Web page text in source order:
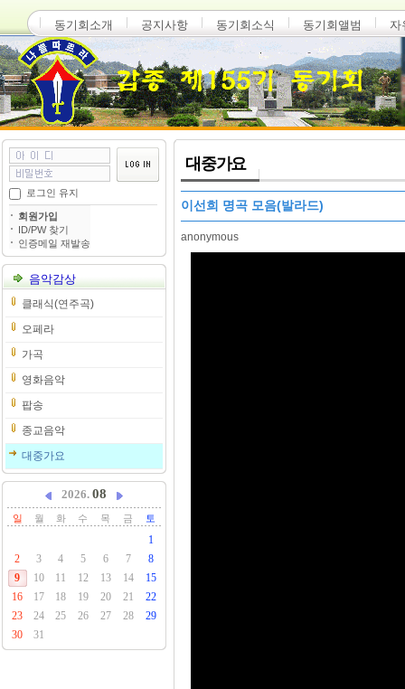
동기회소개 공지사항 동기회소식 동기회앨범 자
로그인 유지
회원가입
ID/PW 찾기
인증메일 재발송
음악감상
클래식(연주곡)
오페라
가곡
영화음악
팝송
종교음악
대중가요
2026. 08
일 월 화 수 목 금 토
1
2
3 4 5 6 7
8
9
10 11 12 13 14
15
16
17 18 19 20 21
22
23
24 25 26 27 28
29
30
31
대중가요
이선희 명곡 모음(발라드)
anonymous